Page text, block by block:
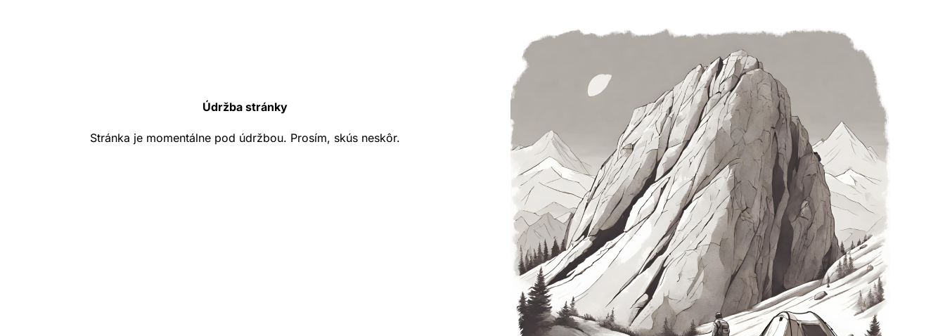
Údržba stránky
Stránka je momentálne pod údržbou. Prosím, skús neskôr.